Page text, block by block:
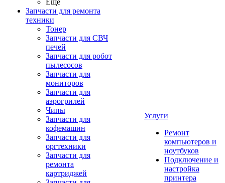
Ещё
Запчасти для ремонта
техники
Тонер
Запчасти для СВЧ
печей
Запчасти для робот
пылесосов
Запчасти для
мониторов
Запчасти для
аэрогрилей
Чипы
Запчасти для
кофемашин
Запчасти для
оргтехники
Запчасти для
ремонта
картриджей
Услуги
Ремонт
компьютеров и
ноутбуков
Подключение и
настройка
принтера